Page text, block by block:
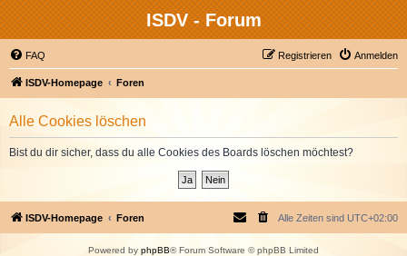
ISDV - Forum
FAQ Anmelden
Registrieren
ISDV-Homepage Foren
Alle Cookies löschen
Bist du dir sicher, dass du alle Cookies des Boards löschen möchtest?
ISDV-Homepage Foren Alle Zeiten sind UTC+02:00
Powered by phpBB® Forum Software © phpBB Limited